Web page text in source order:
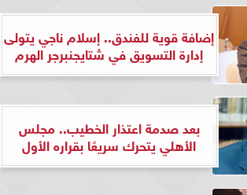
إضافة قوية للفندق.. إسلام ناجي يتولى
إدارة التسويق في شتايجنبرجر الهرم
بعد صدمة اعتذار الخطيب.. مجلس
الأهلي يتحرك سريعًا بقراره الأول